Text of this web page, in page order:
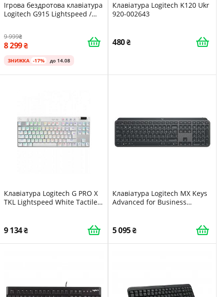
Ігрова бездротова клавіатура
Logitech G915 Lightspeed /
підсвітка / UKR / Carbon
9 999
8 299
ЗНИЖКА -17% до 14.08
Клавіатура Logitech K120 Ukr
920-002643
480
Клавiатура Logitech G PRO X
TKL Lightspeed White Tactile
9 134
Клавіатура Logitech MX Keys
Advanced for Business
5 095